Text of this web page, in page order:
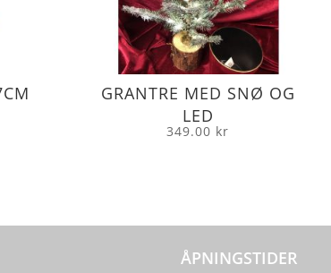
GRANTRE MED SNØ OG
LED
349.00 kr
ÅPNINGSTIDER